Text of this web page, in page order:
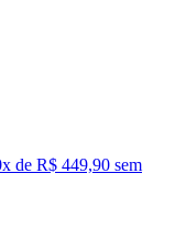
x de R$ 449,90 sem